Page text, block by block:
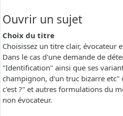
Ouvrir un sujet
Choix du titre
Choisissez un titre clair, évocateur
Dans le cas d'une demande de
"Identification" ainsi que ses
champignon, d'un truc bizarre etc"
c'est ?" et autres formulations du
non évocateur.